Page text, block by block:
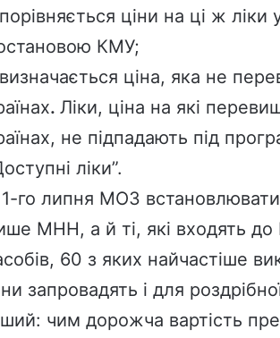
ціни на ці ж ліки
КМУ;
ціна, яка не
. Ліки, ціна на які
не підпадають під
ліки”.
го липня МОЗ
МНН, а й ті, які входять до
60 з яких найчастіше
запровадять і для
чим дорожча вартість